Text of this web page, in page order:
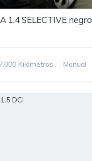
1.4 SELECTIVE negro
Kilómetros Manual